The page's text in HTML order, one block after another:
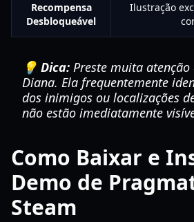
Recompensa
Desbloqueável
Ilustração
💡 Dica: Preste muita atenção
Diana. Ela frequentemente
dos inimigos ou localizações
não estão imediatamente
Como Baixar e
Demo de
Steam